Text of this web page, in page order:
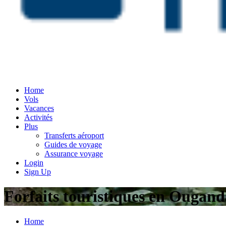
Home
Vols
Vacances
Activités
Plus
Transferts aéroport
Guides de voyage
Assurance voyage
Login
Sign Up
Forfaits touristiques en
Home